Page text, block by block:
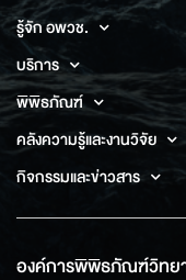
รู้จัก อพวช.
บริการ
พิพิธภัณฑ์
คลังความรู้และงานวิจัย
กิจกรรมและข่าวสาร
องค์การพิพิธภัณฑ์วิทย